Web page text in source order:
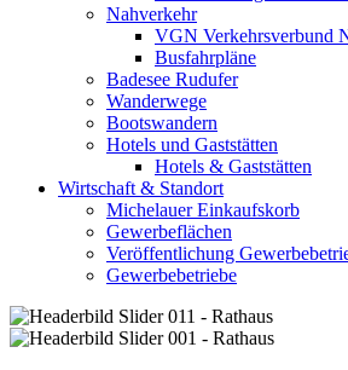
Nahverkehr
VGN Verkehrsverbund
Busfahrpläne
Badesee Rudufer
Wanderwege
Bootswandern
Hotels und Gaststätten
Hotels & Gaststätten
Wirtschaft & Standort
Michelauer Einkaufskorb
Gewerbeflächen
Veröffentlichung
Gewerbebetriebe